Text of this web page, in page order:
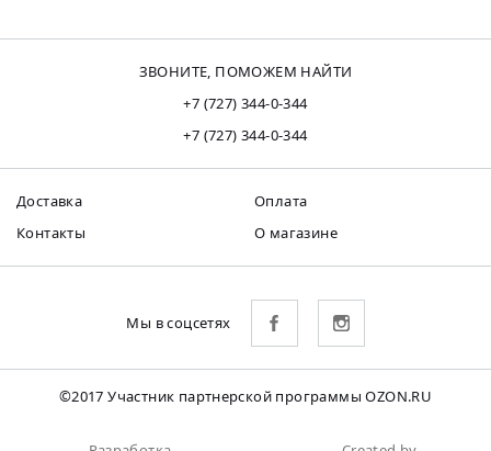
ЗВОНИТЕ, ПОМОЖЕМ НАЙТИ
+7 (727) 344-0-344
+7 (727) 344-0-344
Доставка
Оплата
Контакты
О магазине
Мы в соцсетях
©2017 Участник партнерской программы OZON.RU